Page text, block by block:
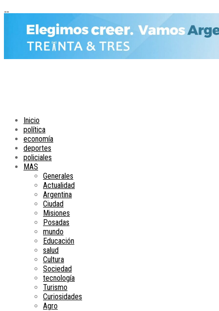
Inicio
política
economía
deportes
policiales
MAS
Generales
Actualidad
Argentina
Ciudad
Misiones
Posadas
mundo
Educación
salud
Cultura
Sociedad
tecnología
Turismo
Curiosidades
Agro